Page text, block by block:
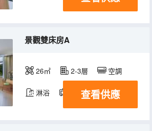
景觀雙床房A
26㎡ 2-3層 空調
淋浴 電視機
查看供應